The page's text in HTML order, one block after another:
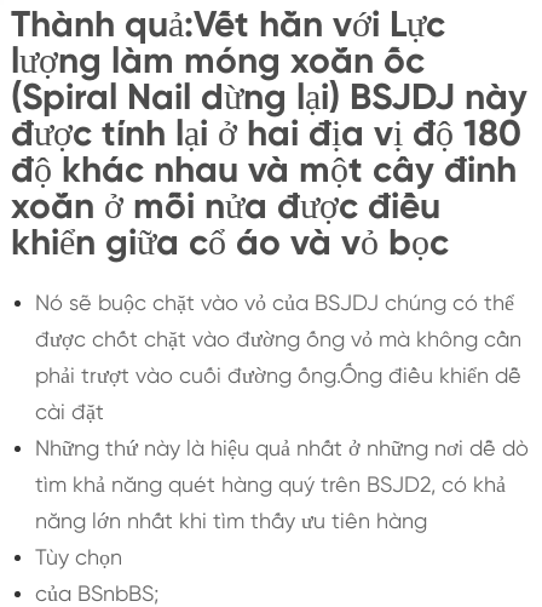
Thành quả:Vết hằn với Lực
lượng làm móng xoắn ốc
(Spiral Nail dừng lại) BSJDJ này
được tính lại ở hai địa vị độ 180
độ khác nhau và một cây đinh
xoắn ở mỗi nửa được điều
khiển giữa cổ áo và vỏ bọc
Nó sẽ buộc chặt vào vỏ của BSJDJ chúng có thể
được chốt chặt vào đường ống vỏ mà không cần
phải trượt vào cuối đường ống.Ống điều khiển dễ
cài đặt
Những thứ này là hiệu quả nhất ở những nơi dễ dò
tìm khả năng quét hàng quý trên BSJD2, có khả
năng lớn nhất khi tìm thấy ưu tiên hàng
Tùy chọn
của BSnbBS;